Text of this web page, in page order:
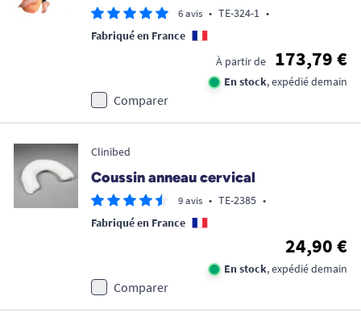
6 avis • TE-324-1 •
Fabriqué en France
À partir de
173,79 €
En stock, expédié demain
Comparer
Clinibed
Coussin anneau cervical
9 avis • TE-2385 •
Fabriqué en France
24,90 €
En stock, expédié demain
Comparer